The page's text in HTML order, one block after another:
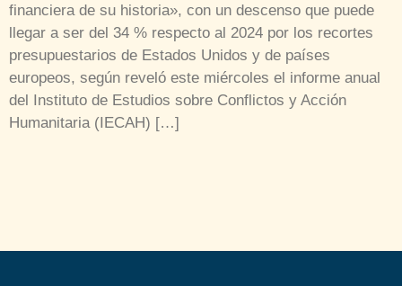
financiera de su historia», con un descenso que puede
llegar a ser del 34 % respecto al 2024 por los recortes
presupuestarios de Estados Unidos y de países
europeos, según reveló este miércoles el informe anual
del Instituto de Estudios sobre Conflictos y Acción
Humanitaria (IECAH) […]